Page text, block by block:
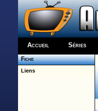
Accueil Séries
Fiche
Liens